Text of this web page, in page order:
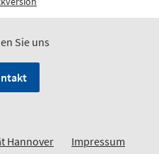
Sie uns
Hannover Impressum